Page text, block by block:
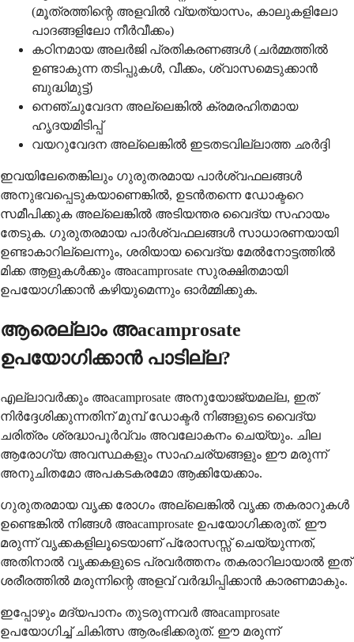
(മൂത്രത്തിന്റെ അളവിൽ വ്യത്യാസം, കാലുകളിലോ
പാദങ്ങളിലോ നീർവീക്കം)
കഠിനമായ അലർജി പ്രതികരണങ്ങൾ (ചർമ്മത്തിൽ
ഉണ്ടാകുന്ന തടിപ്പുകൾ, വീക്കം, ശ്വാസമെടുക്കാൻ
ബുദ്ധിമുട്ട്)
നെഞ്ചുവേദന അല്ലെങ്കിൽ ക്രമരഹിതമായ
ഹൃദയമിടിപ്പ്
വയറുവേദന അല്ലെങ്കിൽ ഇടതടവില്ലാത്ത ഛർദ്ദി
ഇവയിലേതെങ്കിലും ഗുരുതരമായ പാർശ്വഫലങ്ങൾ
അനുഭവപ്പെടുകയാണെങ്കിൽ, ഉടൻതന്നെ ഡോക്ടറെ
സമീപിക്കുക അല്ലെങ്കിൽ അടിയന്തര വൈദ്യ സഹായം
തേടുക. ഗുരുതരമായ പാർശ്വഫലങ്ങൾ സാധാരണയായി
ഉണ്ടാകാറില്ലെന്നും, ശരിയായ വൈദ്യ മേൽനോട്ടത്തിൽ
മിക്ക ആളുകൾക്കും അacamprosate സുരക്ഷിതമായി
ഉപയോഗിക്കാൻ കഴിയുമെന്നും ഓർമ്മിക്കുക.
ആരെല്ലാം അacamprosate
ഉപയോഗിക്കാൻ പാടില്ല?
എല്ലാവർക്കും അacamprosate അനുയോജ്യമല്ല, ഇത്
നിർദ്ദേശിക്കുന്നതിന് മുമ്പ് ഡോക്ടർ നിങ്ങളുടെ വൈദ്യ
ചരിത്രം ശ്രദ്ധാപൂർവ്വം അവലോകനം ചെയ്യും. ചില
ആരോഗ്യ അവസ്ഥകളും സാഹചര്യങ്ങളും ഈ മരുന്ന്
അനുചിതമോ അപകടകരമോ ആക്കിയേക്കാം.
ഗുരുതരമായ വൃക്ക രോഗം അല്ലെങ്കിൽ വൃക്ക തകരാറുകൾ
ഉണ്ടെങ്കിൽ നിങ്ങൾ അacamprosate ഉപയോഗിക്കരുത്. ഈ
മരുന്ന് വൃക്കകളിലൂടെയാണ് പ്രോസസ്സ് ചെയ്യുന്നത്,
അതിനാൽ വൃക്കകളുടെ പ്രവർത്തനം തകരാറിലായാൽ ഇത്
ശരീരത്തിൽ മരുന്നിന്റെ അളവ് വർദ്ധിപ്പിക്കാൻ കാരണമാകും.
ഇപ്പോഴും മദ്യപാനം തുടരുന്നവർ അacamprosate
ഉപയോഗിച്ച് ചികിത്സ ആരംഭിക്കരുത്. ഈ മരുന്ന്